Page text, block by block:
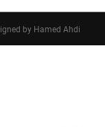
by Hamed Ahdi